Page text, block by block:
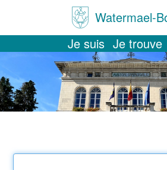
Watermael-
Je suis Je trouve